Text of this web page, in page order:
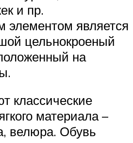
и пр.
элементом является
цельнокроеный
на
классические
материала –
велюра. Обувь